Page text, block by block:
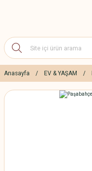
Anasayfa EV & YAŞAM